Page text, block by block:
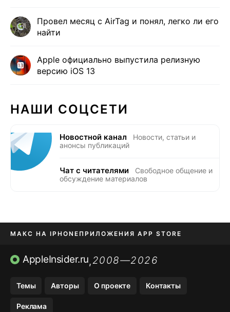
Провел месяц с AirTag и понял, легко ли его
найти
Apple официально выпустила релизную
версию iOS 13
НАШИ СОЦСЕТИ
Новостной канал
Новости, статьи и
анонсы публикаций
Чат с читателями
Свободное общение и
обсуждение материалов
МАКС НА IPHONE ПРИЛОЖЕНИЯ APP STORE
TIKTOK НА IPHONEПРИЛОЖЕНИЯ БЕЗ APP STORE
AppleInsider.ru,2008—2026
Темы Авторы О проекте Контакты
Реклама